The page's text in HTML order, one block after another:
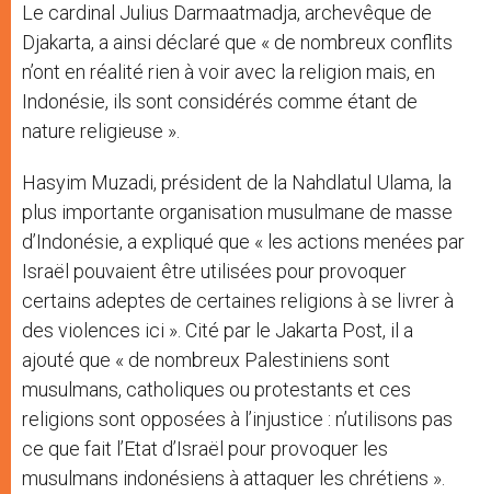
Le cardinal Julius Darmaatmadja, archevêque de
Djakarta, a ainsi déclaré que « de nombreux conflits
n’ont en réalité rien à voir avec la religion mais, en
Indonésie, ils sont considérés comme étant de
nature religieuse ».
Hasyim Muzadi, président de la Nahdlatul Ulama, la
plus importante organisation musulmane de masse
d’Indonésie, a expliqué que « les actions menées par
Israël pouvaient être utilisées pour provoquer
certains adeptes de certaines religions à se livrer à
des violences ici ». Cité par le Jakarta Post, il a
ajouté que « de nombreux Palestiniens sont
musulmans, catholiques ou protestants et ces
religions sont opposées à l’injustice : n’utilisons pas
ce que fait l’Etat d’Israël pour provoquer les
musulmans indonésiens à attaquer les chrétiens ».